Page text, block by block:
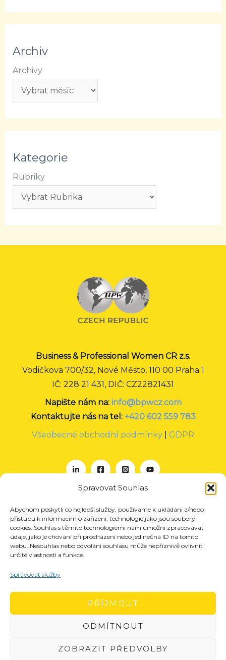
Spravovat Souhlas
Abychom poskytli co nejlepší služby, používáme k ukládání a/nebo
přístupu k informacím o zařízení, technologie jako jsou soubory
cookies. Souhlas s těmito technologiemi nám umožní zpracovávat
údaje, jako je chování při procházení nebo jedinečná ID na tomto
webu. Nesouhlas nebo odvolání souhlasu může nepříznivě ovlivnit
určité vlastnosti a funkce.
Spravovat služby
PŘÍJMOUT
ODMÍTNOUT
ZOBRAZIT PŘEDVOLBY
Archiv
Archivy
Kategorie
Rubriky
Business & Professional Women CR z.s.
Vodičkova 700/32, Nové Město, 110 00 Praha 1
IČ: 228 21 431, DIČ: CZ22821431
Napište nám na: info@bpwcz.com
Kontaktujte nás na tel: +420 602 559 783
Všeobecné obchodní podmínky
GDPR
O nás
Projekty
Členství
Kontakt